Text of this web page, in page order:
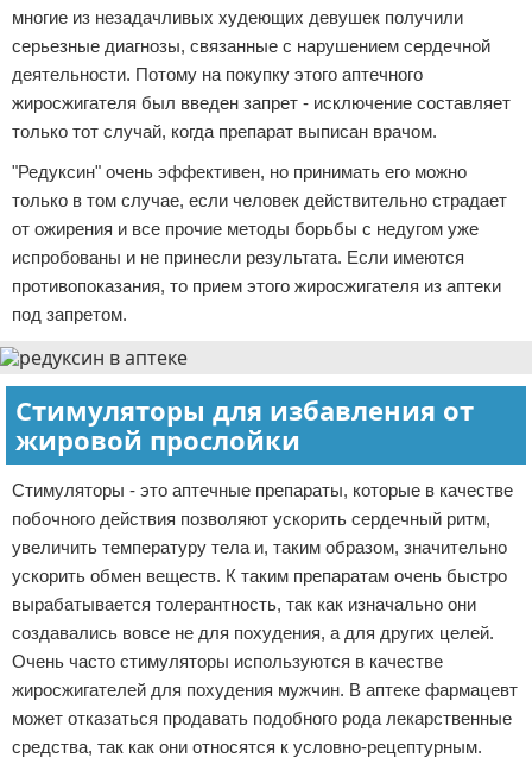
многие из незадачливых худеющих девушек получили
серьезные диагнозы, связанные с нарушением сердечной
деятельности. Потому на покупку этого аптечного
жиросжигателя был введен запрет - исключение составляет
только тот случай, когда препарат выписан врачом.
"Редуксин" очень эффективен, но принимать его можно
только в том случае, если человек действительно страдает
от ожирения и все прочие методы борьбы с недугом уже
испробованы и не принесли результата. Если имеются
противопоказания, то прием этого жиросжигателя из аптеки
под запретом.
Стимуляторы для избавления от
жировой прослойки
Стимуляторы - это аптечные препараты, которые в качестве
побочного действия позволяют ускорить сердечный ритм,
увеличить температуру тела и, таким образом, значительно
ускорить обмен веществ. К таким препаратам очень быстро
вырабатывается толерантность, так как изначально они
создавались вовсе не для похудения, а для других целей.
Очень часто стимуляторы используются в качестве
жиросжигателей для похудения мужчин. В аптеке фармацевт
может отказаться продавать подобного рода лекарственные
средства, так как они относятся к условно-рецептурным.